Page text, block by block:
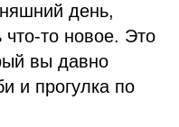
день,
то новое. Это
вы давно
и прогулка по